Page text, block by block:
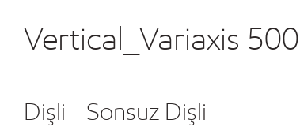
Vertical_Variaxis
Dişli - Sonsuz Dişli